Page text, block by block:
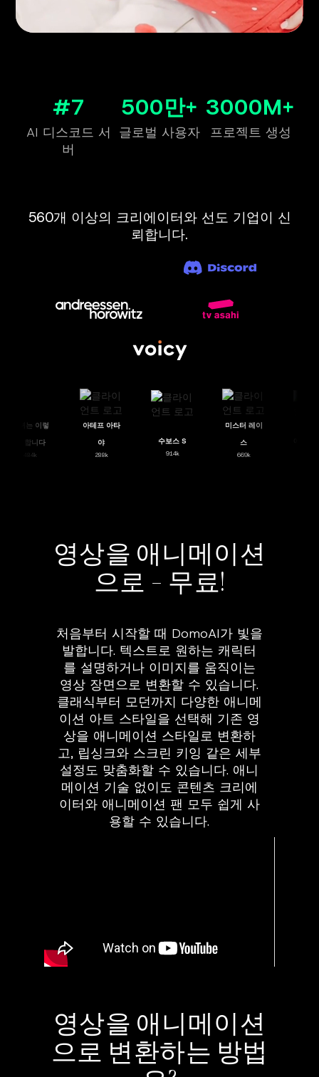
#7
AI 디스코드 서
버
500만+
글로벌 사용자
3000M+
프로젝트 생성
560개 이상의 크리에이터와 선도 기업이 신
뢰합니다.
그녀는 이렇
게 합니다
484k
아테프 아타
야
288k
수보스 S
914k
미스터 레이
스
669k
영상을 애니메이션
으로 – 무료!
처음부터 시작할 때 DomoAI가 빛을
발합니다. 텍스트로 원하는 캐릭터
를 설명하거나 이미지를 움직이는
영상 장면으로 변환할 수 있습니다.
클래식부터 모던까지 다양한 애니메
이션 아트 스타일을 선택해 기존 영
상을 애니메이션 스타일로 변환하
고, 립싱크와 스크린 키잉 같은 세부
설정도 맞춤화할 수 있습니다. 애니
메이션 기술 없이도 콘텐츠 크리에
이터와 애니메이션 팬 모두 쉽게 사
용할 수 있습니다.
영상을 애니메이션
으로 변환하는 방법